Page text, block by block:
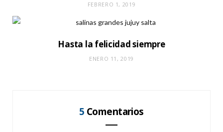
FEBRERO 1, 2019
Hasta la felicidad siempre
ENERO 11, 2019
5 Comentarios